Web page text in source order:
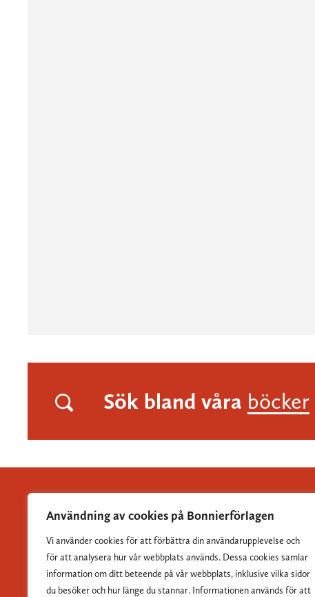
Användning av cookies på Bonnierförlagen
Vi använder cookies för att förbättra din användarupplevelse och
för att analysera hur vår webbplats används. Dessa cookies samlar
information om ditt beteende på vår webbplats, inklusive vilka sidor
du besöker och hur länge du stannar. Informationen används för att
Sök bland våra böcker
Albert Bonniers Förlag grundades 1837 och är Sveriges
största skönlitterära förlag.